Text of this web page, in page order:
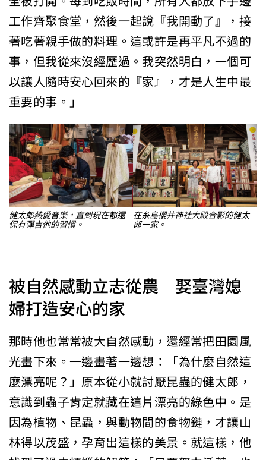
工作齊聚食堂，然後一起說『我開動了』，接
著吃著親手做的料理。這或許是再平凡不過的
事，但我從來沒經歷過。我突然明白，一個可
以讓人隨時安心回來的『家』，才是人生中最
重要的事。」
健太郎熱愛音樂，直到現在都還
保有彈吉他的習慣。 在糸島櫻井神社大殿合影的健太
郎一家。
被自然感動立志從農 娶臺灣媳
婦打造安心的家
那時他也常常被大自然感動，還經常把田園風
光畫下來。一邊畫著一邊想：「為什麼自然這
麼漂亮呢？」原本從小就討厭昆蟲的健太郎，
意識到蟲子肯定就藏在這片漂亮的綠色中。是
因為植物、昆蟲，與動物間的食物鏈，才讓山
林得以茂盛，孕育出這樣的美景。就這樣，他